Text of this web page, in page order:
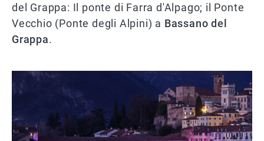
del Grappa: Il ponte di Farra d'Alpago; il Ponte
Vecchio (Ponte degli Alpini) a Bassano del
Grappa.